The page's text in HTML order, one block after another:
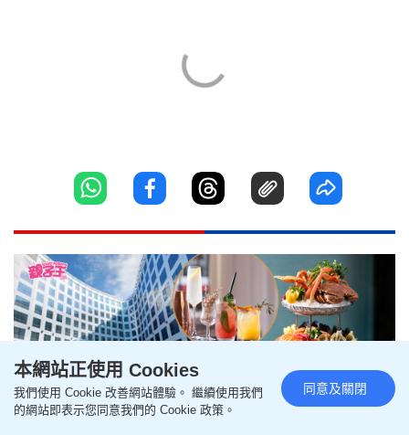
本網站正使用 Cookies
我們使用 Cookie 改善網站體驗。 繼續使用我們
的網站即表示您同意我們的 Cookie 政策。
同意及關閉